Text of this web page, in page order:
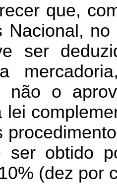
que,
Nacional , no
ser
mercadoria
não o
lei
ser obtido
(dez por